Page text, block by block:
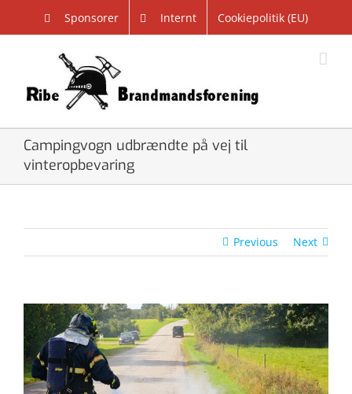
content
Sponsorer Internt Cookiepolitik (EU)
Campingvogn udbrændte på vej til
vinteropbevaring
Previous Next
View
Larger
Image